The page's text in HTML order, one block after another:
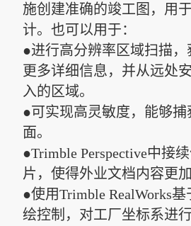
施创建准确的竣工图，用
计。也可以用于：
●进行高分辨率区域扫描
更多详细信息，并从远处
入的区域。
●可实现高灵敏度，能够
面。
●Trimble Perspective中接
片，使得外业文档内容更
●使用Trimble RealWorks
绘控制，对工厂坐标系进